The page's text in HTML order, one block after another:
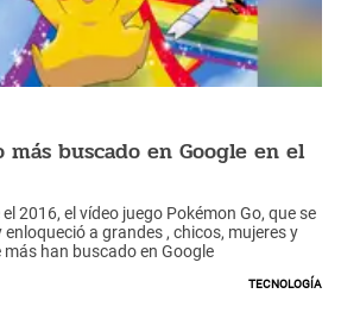
más buscado en Google en el
2016, el vídeo juego Pokémon Go, que se
a grandes , chicos, mujeres y
más han buscado en Google
Tecnología